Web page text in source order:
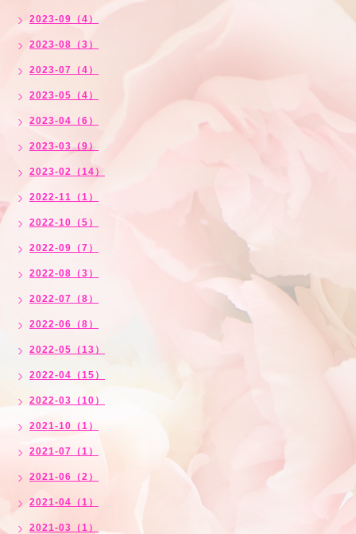
2023-09（4）
2023-08（3）
2023-07（4）
2023-05（4）
2023-04（6）
2023-03（9）
2023-02（14）
2022-11（1）
2022-10（5）
2022-09（7）
2022-08（3）
2022-07（8）
2022-06（8）
2022-05（13）
2022-04（15）
2022-03（10）
2021-10（1）
2021-07（1）
2021-06（2）
2021-04（1）
2021-03（1）